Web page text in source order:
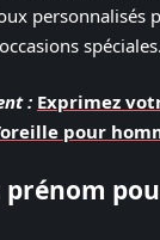
personnalisés
spéciales.
: Exprimez
pour
prénom